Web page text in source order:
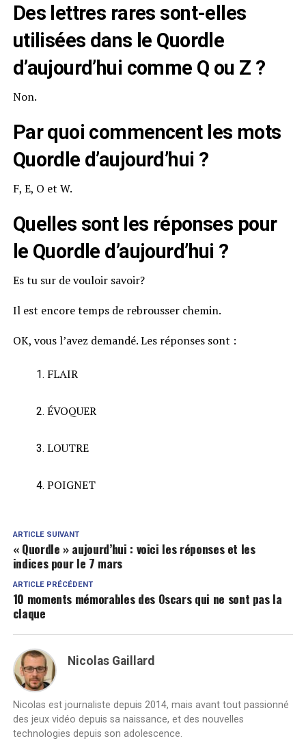
Des lettres rares sont-elles
utilisées dans le Quordle
d’aujourd’hui comme Q ou Z ?
Non.
Par quoi commencent les mots
Quordle d’aujourd’hui ?
F, E, O et W.
Quelles sont les réponses pour
le Quordle d’aujourd’hui ?
Es tu sur de vouloir savoir?
Il est encore temps de rebrousser chemin.
OK, vous l’avez demandé. Les réponses sont :
FLAIR
ÉVOQUER
LOUTRE
POIGNET
ARTICLE SUIVANT
« Quordle » aujourd’hui : voici les réponses et les
indices pour le 7 mars
ARTICLE PRÉCÉDENT
10 moments mémorables des Oscars qui ne sont pas la
claque
Nicolas Gaillard
Nicolas est journaliste depuis 2014, mais avant tout passionné
des jeux vidéo depuis sa naissance, et des nouvelles
technologies depuis son adolescence.